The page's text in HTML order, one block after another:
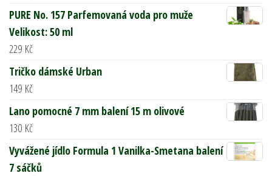
PURE No. 157 Parfemovaná voda pro muže
Velikost: 50 ml
229 Kč
Tričko dámské Urban
149 Kč
Lano pomocné 7 mm balení 15 m olivové
130 Kč
Vyvážené jídlo Formula 1 Vanilka-Smetana balení
7 sáčků